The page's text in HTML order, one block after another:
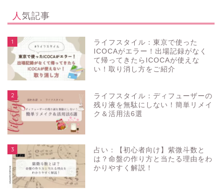
人気記事
1
ライフスタイル：東京で使った
ICOCAがエラー！出場記録がなく
て帰ってきたらICOCAが使えな
い！取り消し方をご紹介
2
ライフスタイル：ディフューザーの
残り液を無駄にしない！簡単リメイ
ク＆活用法6選
3
占い：【初心者向け】紫微斗数と
は？命盤の作り方と当たる理由をわ
かりやすく解説！